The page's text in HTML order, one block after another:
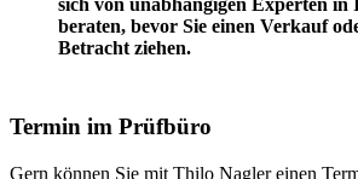
sich von unabhängigen Experten in
beraten, bevor Sie einen Verkauf
Betracht ziehen.
Termin im Prüfbüro
Gern können Sie mit Thilo Nagler einen